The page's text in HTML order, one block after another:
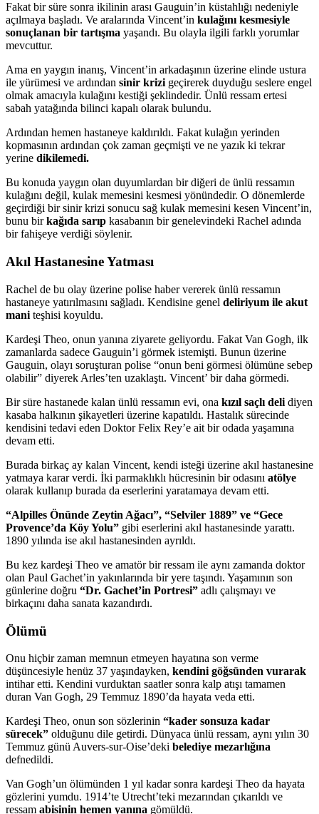
Fakat bir süre sonra ikilinin arası Gauguin’in küstahlığı nedeniyle
açılmaya başladı. Ve aralarında Vincent’in kulağını kesmesiyle
sonuçlanan bir tartışma yaşandı. Bu olayla ilgili farklı yorumlar
mevcuttur.
Ama en yaygın inanış, Vincent’in arkadaşının üzerine elinde ustura
ile yürümesi ve ardından sinir krizi geçirerek duyduğu seslere engel
olmak amacıyla kulağını kestiği şeklindedir. Ünlü ressam ertesi
sabah yatağında bilinci kapalı olarak bulundu.
Ardından hemen hastaneye kaldırıldı. Fakat kulağın yerinden
kopmasının ardından çok zaman geçmişti ve ne yazık ki tekrar
yerine dikilemedi.
Bu konuda yaygın olan duyumlardan bir diğeri de ünlü ressamın
kulağını değil, kulak memesini kesmesi yönündedir. O dönemlerde
geçirdiği bir sinir krizi sonucu sağ kulak memesini kesen Vincent’in,
bunu birkağıda sarıp kasabanın bir genelevindeki Rachel adında
bir fahişeye verdiği söylenir.
Akıl Hastanesine Yatması
Rachel de bu olay üzerine polise haber vererek ünlü ressamın
hastaneye yatırılmasını sağladı. Kendisine genel deliriyum ile akut
mani teşhisi koyuldu.
Kardeşi Theo, onun yanına ziyarete geliyordu. Fakat Van Gogh, ilk
zamanlarda sadece Gauguin’i görmek istemişti. Bunun üzerine
Gauguin, olayı soruşturan polise “onun beni görmesi ölümüne sebep
olabilir” diyerek Arles’ten uzaklaştı. Vincent’ bir daha görmedi.
Bir süre hastanede kalan ünlü ressamın evi, ona kızıl saçlı deli diyen
kasaba halkının şikayetleri üzerine kapatıldı. Hastalık sürecinde
kendisini tedavi eden Doktor Felix Rey’e ait bir odada yaşamına
devam etti.
Burada birkaç ay kalan Vincent, kendi isteği üzerine akıl hastanesine
yatmaya karar verdi. İki parmaklıklı hücresinin bir odasını atölye
olarak kullanıp burada da eserlerini yaratamaya devam etti.
“Alpilles Önünde Zeytin Ağacı”, “Selviler 1889” ve “Gece
Provence’da Köy Yolu” gibi eserlerini akıl hastanesinde yarattı.
1890 yılında ise akıl hastanesinden ayrıldı.
Bu kez kardeşi Theo ve amatör bir ressam ile aynı zamanda doktor
olan Paul Gachet’in yakınlarında bir yere taşındı. Yaşamının son
günlerine doğru “Dr. Gachet’in Portresi” adlı çalışmayı ve
birkaçını daha sanata kazandırdı.
Ölümü
Onu hiçbir zaman memnun etmeyen hayatına son verme
düşüncesiyle henüz 37 yaşındayken, kendini göğsünden vurarak
intihar etti. Kendini vurduktan saatler sonra kalp atışı tamamen
duran Van Gogh, 29 Temmuz 1890’da hayata veda etti.
Kardeşi Theo, onun son sözlerinin “kader sonsuza kadar
sürecek” olduğunu dile getirdi. Dünyaca ünlü ressam, aynı yılın 30
Temmuz günü Auvers-sur-Oise’deki belediye mezarlığına
defnedildi.
Van Gogh’un ölümünden 1 yıl kadar sonra kardeşi Theo da hayata
gözlerini yumdu. 1914’te Utrecht’teki mezarından çıkarıldı ve
ressam abisinin hemen yanına gömüldü.